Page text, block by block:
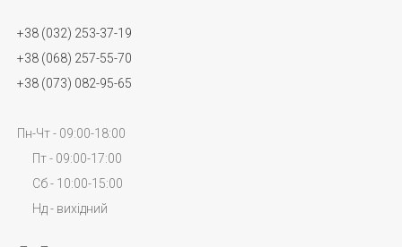
+38 (032) 253-37-19
+38 (068) 257-55-70
+38 (073) 082-95-65
Пн-Чт - 09:00-18:00
Пт - 09:00-17:00
Сб - 10:00-15:00
Нд - вихідний